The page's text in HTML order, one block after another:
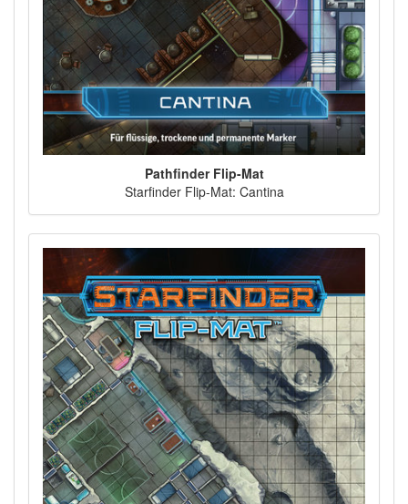
Pathfinder Flip-Mat
Starfinder Flip-Mat: Cantina